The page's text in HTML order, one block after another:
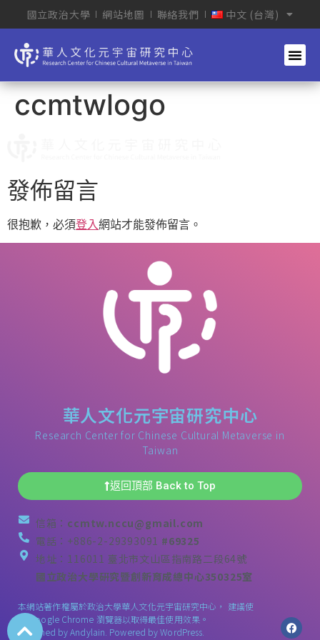
國立政治大學 網站地圖 聯絡我們 中文 (台灣)
ccmtwlogo
發佈留言
很抱歉，必須登入網站才能發佈留言。
華人文化元宇宙研究中心
Research Center for Chinese Cultural Metaverse in
Taiwan
返回頂部 Back to Top
信箱： ccmtw.nccu@gmail.com
電話：+886-2-29393091 #69325
地址：116011 臺北市文山區指南路二段64號
國立政治大學研究暨創新育成總中心350325室
本網站著作權屬於政治大學華人文化元宇宙研究中心， 建議使
用 Google Chrome 瀏覽器以取得最佳使用效果。
Designed byAndylain . Powered by WordPress.